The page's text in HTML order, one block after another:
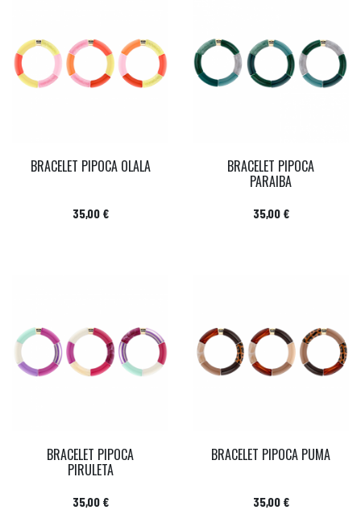
BRACELET PIPOCA OLALA
Prix
35,00 €
BRACELET PIPOCA
PARAIBA
Prix
35,00 €
BRACELET PIPOCA
PIRULETA
Prix
35,00 €
BRACELET PIPOCA PUMA
Prix
35,00 €